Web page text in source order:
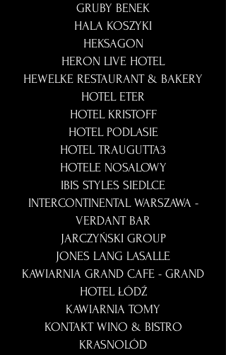
GRUBY BENEK
HALA KOSZYKI
HEKSAGON
HERON LIVE HOTEL
HEWELKE RESTAURANT & BAKERY
HOTEL ETER
HOTEL KRISTOFF
HOTEL PODLASIE
HOTEL TRAUGUTTA3
HOTELE NOSALOWY
IBIS STYLES SIEDLCE
INTERCONTINENTAL WARSZAWA -
VERDANT BAR
JARCZYŃSKI GROUP
JONES LANG LASALLE
KAWIARNIA GRAND CAFE - GRAND
HOTEL ŁÓDŹ
KAWIARNIA TOMY
KONTAKT WINO & BISTRO
KRASNOLÓD